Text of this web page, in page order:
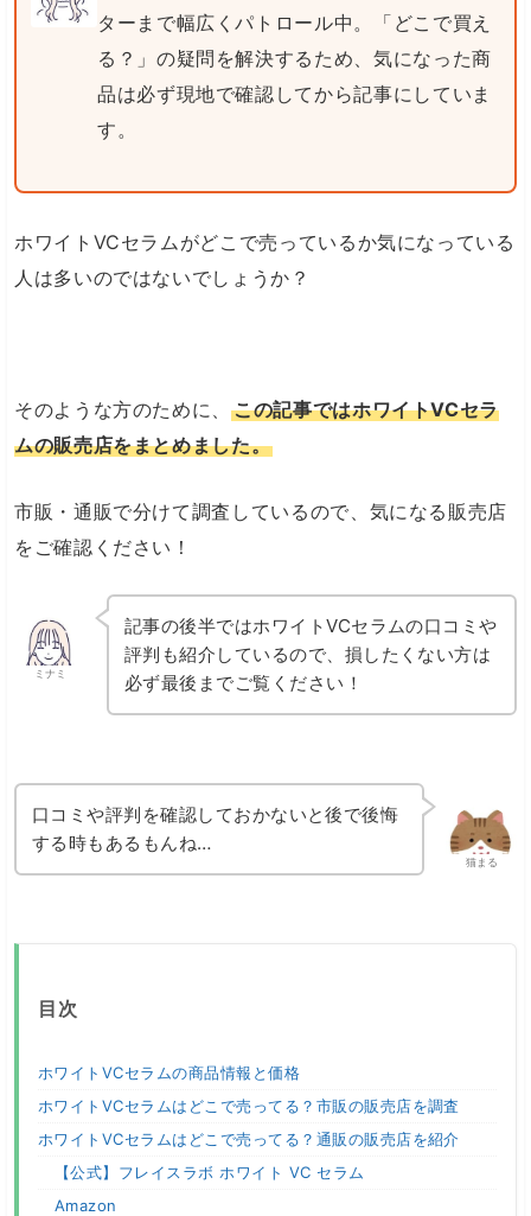
ターまで幅広くパトロール中。「どこで買え
る？」の疑問を解決するため、気になった商
品は必ず現地で確認してから記事にしていま
す。
ホワイトVCセラムがどこで売っているか気になっている
人は多いのではないでしょうか？
そのような方のために、この記事ではホワイトVCセラ
ムの販売店をまとめました。
市販・通販で分けて調査しているので、気になる販売店
をご確認ください！
ミナミ
記事の後半ではホワイトVCセラムの口コミや
評判も紹介しているので、損したくない方は
必ず最後までご覧ください！
猫まる
口コミや評判を確認しておかないと後で後悔
する時もあるもんね…
目次
ホワイトVCセラムの商品情報と価格
ホワイトVCセラムはどこで売ってる？市販の販売店を調査
ホワイトVCセラムはどこで売ってる？通販の販売店を紹介
【公式】フレイスラボ ホワイト VC セラム
Amazon